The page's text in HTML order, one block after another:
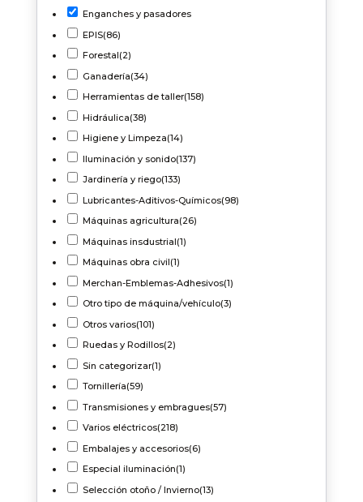
Enganches y pasadores
EPIS(86)
Forestal(2)
Ganadería(34)
Herramientas de taller(158)
Hidráulica(38)
Higiene y Limpeza(14)
Iluminación y sonido(137)
Jardinería y riego(133)
Lubricantes-Aditivos-Químicos(98)
Máquinas agricultura(26)
Máquinas insdustrial(1)
Máquinas obra civil(1)
Merchan-Emblemas-Adhesivos(1)
Otro tipo de máquina/vehículo(3)
Otros varios(101)
Ruedas y Rodillos(2)
Sin categorizar(1)
Tornillería(59)
Transmisiones y embragues(57)
Varios eléctricos(218)
Embalajes y accesorios(6)
Especial iluminación(1)
Selección otoño / Invierno(13)